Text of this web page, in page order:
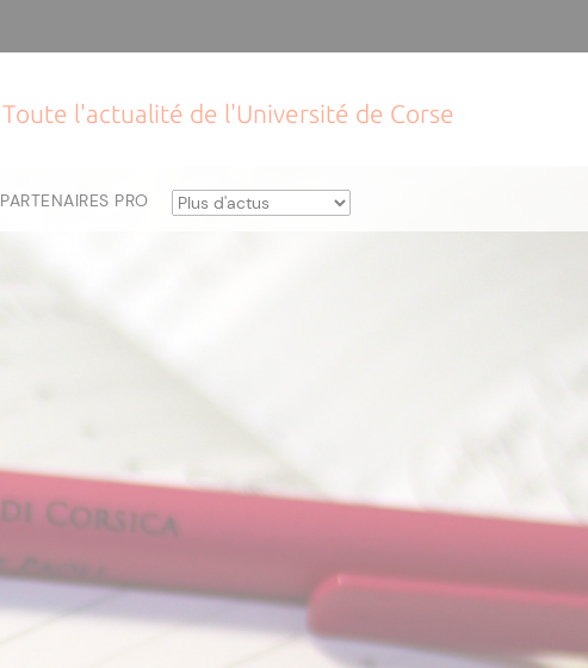
Toute l'actualité de l'Université de Corse
PARTENAIRES PRO